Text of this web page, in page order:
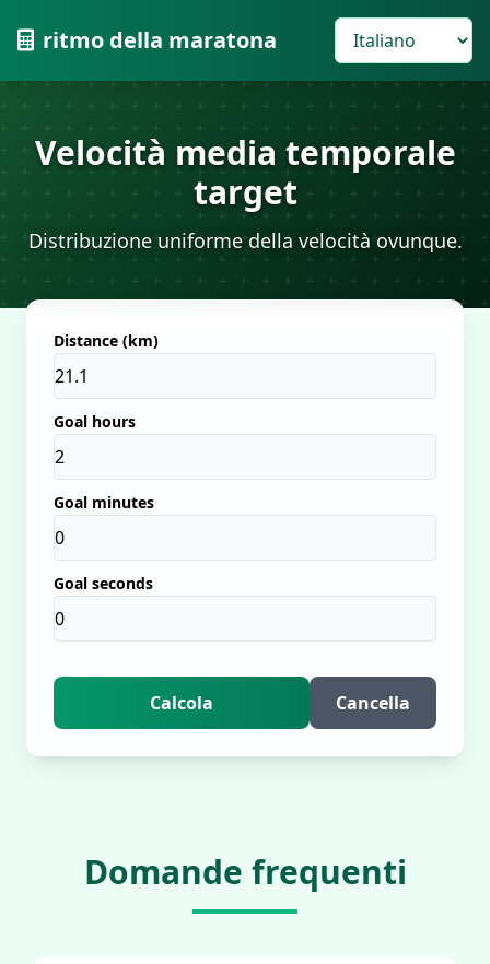
ritmo della maratona
Velocità media temporale
target
Distribuzione uniforme della velocità ovunque.
Distance (km)
Goal hours
Goal minutes
Goal seconds
Calcola Cancella
Domande frequenti